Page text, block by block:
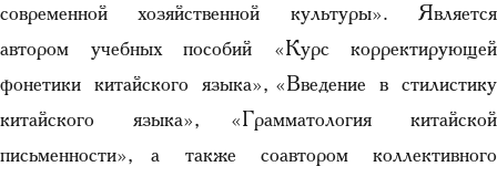
современной хозяйственной культуры». Является
автором учебных пособий «Курс корректирующей
фонетики китайского языка», «Введение в стилистику
китайского языка», «Грамматология китайской
письменности», а также соавтором коллективного